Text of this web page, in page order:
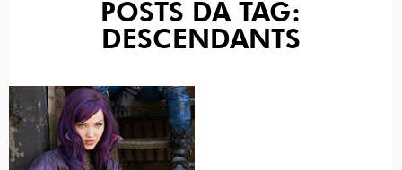
POSTS DA TAG:
DESCENDANTS